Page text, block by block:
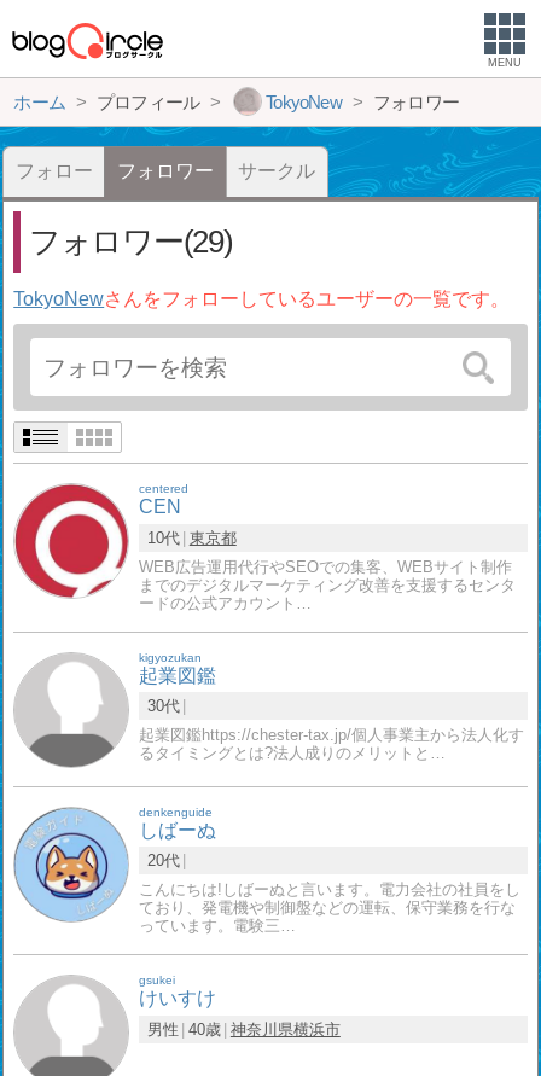
MENU
ホーム プロフィール TokyoNew フォロワー
フォロー フォロワー サークル
フォロワー(29)
TokyoNewさんをフォローしているユーザーの一覧です。
centered
CEN
10代 東京都
WEB広告運用代行やSEOでの集客、WEBサイト制作
までのデジタルマーケティング改善を支援するセンタ
ードの公式アカウント…
kigyozukan
起業図鑑
30代
起業図鑑https://chester-tax.jp/個人事業主から法人化す
るタイミングとは?法人成りのメリットと…
denkenguide
しばーぬ
20代
こんにちは!しばーぬと言います。電力会社の社員をし
ており、発電機や制御盤などの運転、保守業務を行な
っています。電験三…
gsukei
けいすけ
男性 40歳 神奈川県横浜市